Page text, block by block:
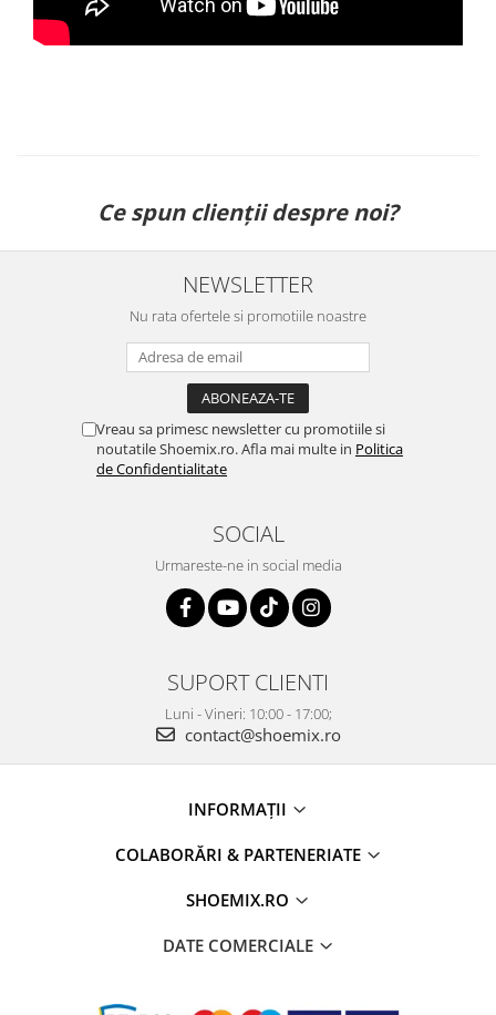
Ce spun clienții despre noi?
NEWSLETTER
Nu rata ofertele si promotiile noastre
Vreau sa primesc newsletter cu promotiile si
noutatile Shoemix.ro. Afla mai multe in Politica
de Confidentialitate
SOCIAL
Urmareste-ne in social media
SUPORT CLIENTI
Luni - Vineri: 10:00 - 17:00;
contact@shoemix.ro
INFORMAȚII
COLABORĂRI & PARTENERIATE
SHOEMIX.RO
DATE COMERCIALE